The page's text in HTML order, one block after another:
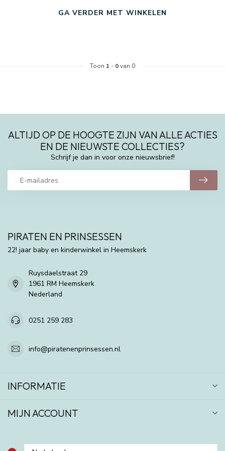
GA VERDER MET WINKELEN
Toon 1 - 0van 0
ALTIJD OP DE HOOGTE ZIJN VAN ALLE ACTIES
EN DE NIEUWSTE COLLECTIES?
Schrijf je dan in voor onze nieuwsbrief!
PIRATEN EN PRINSESSEN
22! jaar baby en kinderwinkel in Heemskerk
Ruysdaelstraat 29
1961 RM Heemskerk
Nederland
0251 259 283
info@piratenenprinsessen.nl
INFORMATIE
MIJN ACCOUNT